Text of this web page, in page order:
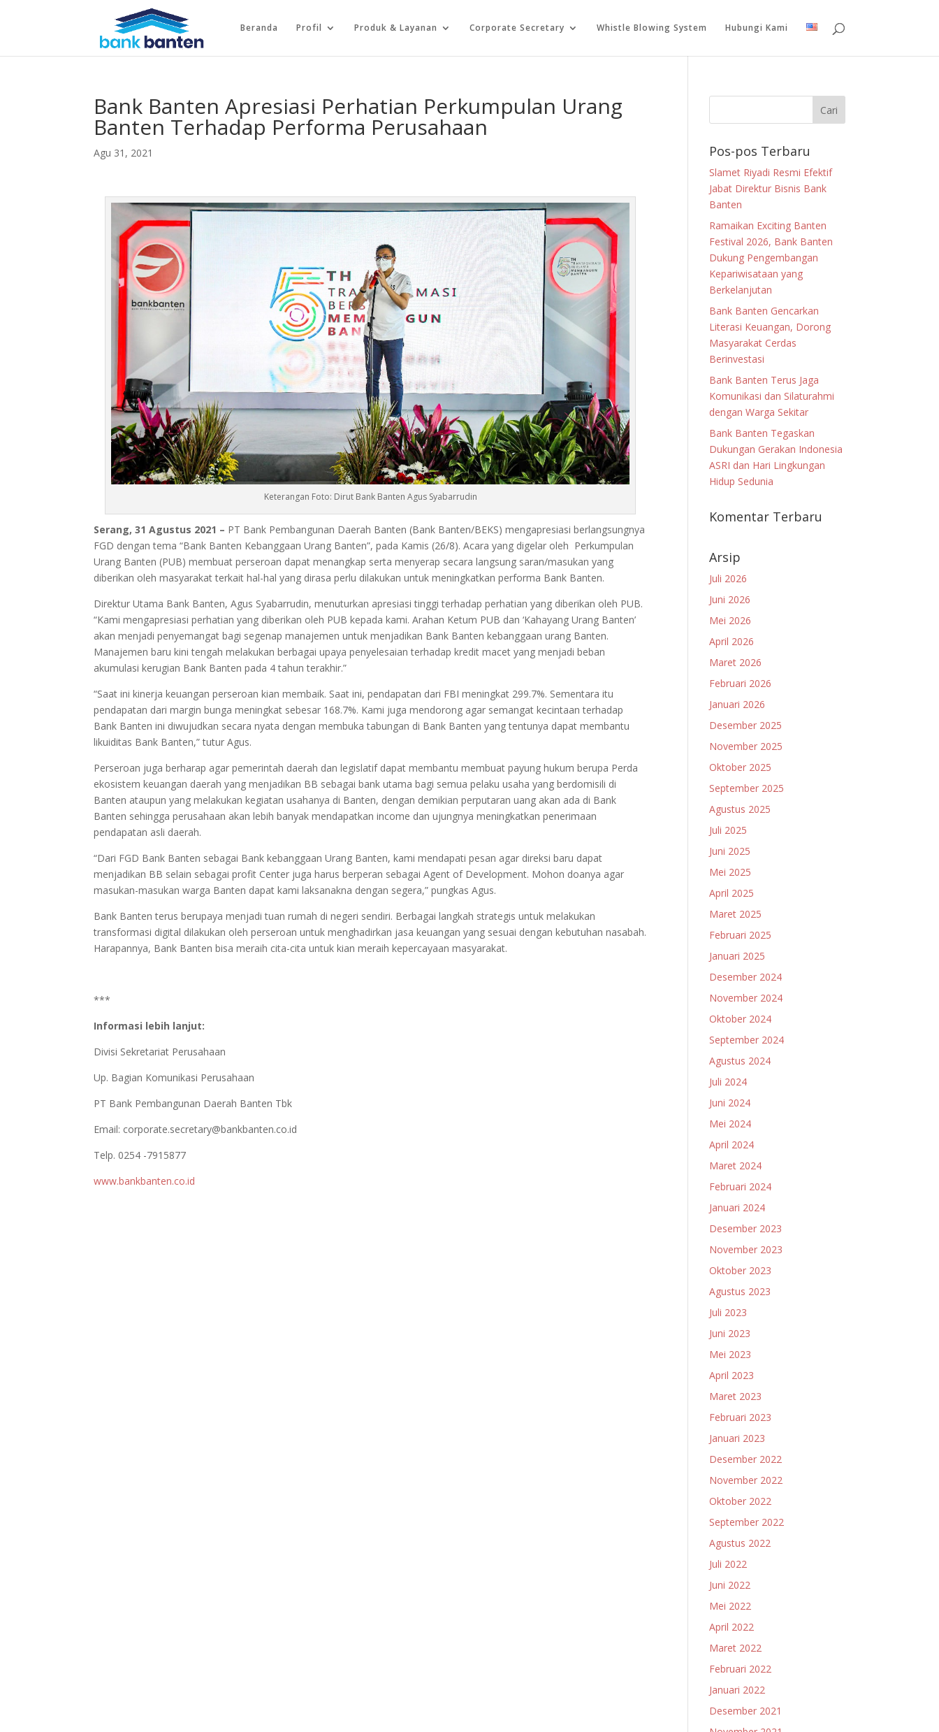
Beranda Profil Produk & Layanan Corporate Secretary Whistle Blowing System Hubungi Kami
Bank Banten Apresiasi Perhatian Perkumpulan Urang
Banten Terhadap Performa Perusahaan
Agu 31, 2021
Keterangan Foto: Dirut Bank Banten Agus Syabarrudin
Serang, 31 Agustus 2021 – PT Bank Pembangunan Daerah Banten (Bank Banten/BEKS) mengapresiasi berlangsungnya
FGD dengan tema “Bank Banten Kebanggaan Urang Banten”, pada Kamis (26/8). Acara yang digelar oleh Perkumpulan
Urang Banten (PUB) membuat perseroan dapat menangkap serta menyerap secara langsung saran/masukan yang
diberikan oleh masyarakat terkait hal-hal yang dirasa perlu dilakukan untuk meningkatkan performa Bank Banten.
Direktur Utama Bank Banten, Agus Syabarrudin, menuturkan apresiasi tinggi terhadap perhatian yang diberikan oleh PUB.
“Kami mengapresiasi perhatian yang diberikan oleh PUB kepada kami. Arahan Ketum PUB dan ‘Kahayang Urang Banten’
akan menjadi penyemangat bagi segenap manajemen untuk menjadikan Bank Banten kebanggaan urang Banten.
Manajemen baru kini tengah melakukan berbagai upaya penyelesaian terhadap kredit macet yang menjadi beban
akumulasi kerugian Bank Banten pada 4 tahun terakhir.”
“Saat ini kinerja keuangan perseroan kian membaik. Saat ini, pendapatan dari FBI meningkat 299.7%. Sementara itu
pendapatan dari margin bunga meningkat sebesar 168.7%. Kami juga mendorong agar semangat kecintaan terhadap
Bank Banten ini diwujudkan secara nyata dengan membuka tabungan di Bank Banten yang tentunya dapat membantu
likuiditas Bank Banten,” tutur Agus.
Perseroan juga berharap agar pemerintah daerah dan legislatif dapat membantu membuat payung hukum berupa Perda
ekosistem keuangan daerah yang menjadikan BB sebagai bank utama bagi semua pelaku usaha yang berdomisili di
Banten ataupun yang melakukan kegiatan usahanya di Banten, dengan demikian perputaran uang akan ada di Bank
Banten sehingga perusahaan akan lebih banyak mendapatkan income dan ujungnya meningkatkan penerimaan
pendapatan asli daerah.
“Dari FGD Bank Banten sebagai Bank kebanggaan Urang Banten, kami mendapati pesan agar direksi baru dapat
menjadikan BB selain sebagai profit Center juga harus berperan sebagai Agent of Development. Mohon doanya agar
masukan-masukan warga Banten dapat kami laksanakna dengan segera,” pungkas Agus.
Bank Banten terus berupaya menjadi tuan rumah di negeri sendiri. Berbagai langkah strategis untuk melakukan
transformasi digital dilakukan oleh perseroan untuk menghadirkan jasa keuangan yang sesuai dengan kebutuhan nasabah.
Harapannya, Bank Banten bisa meraih cita-cita untuk kian meraih kepercayaan masyarakat.
***
Informasi lebih lanjut:
Divisi Sekretariat Perusahaan
Up. Bagian Komunikasi Perusahaan
PT Bank Pembangunan Daerah Banten Tbk
Email: corporate.secretary@bankbanten.co.id
Telp. 0254 -7915877
www.bankbanten.co.id
Pos-pos Terbaru
Slamet Riyadi Resmi Efektif
Jabat Direktur Bisnis Bank
Banten
Ramaikan Exciting Banten
Festival 2026, Bank Banten
Dukung Pengembangan
Kepariwisataan yang
Berkelanjutan
Bank Banten Gencarkan
Literasi Keuangan, Dorong
Masyarakat Cerdas
Berinvestasi
Bank Banten Terus Jaga
Komunikasi dan Silaturahmi
dengan Warga Sekitar
Bank Banten Tegaskan
Dukungan Gerakan Indonesia
ASRI dan Hari Lingkungan
Hidup Sedunia
Komentar Terbaru
Arsip
Juli 2026
Juni 2026
Mei 2026
April 2026
Maret 2026
Februari 2026
Januari 2026
Desember 2025
November 2025
Oktober 2025
September 2025
Agustus 2025
Juli 2025
Juni 2025
Mei 2025
April 2025
Maret 2025
Februari 2025
Januari 2025
Desember 2024
November 2024
Oktober 2024
September 2024
Agustus 2024
Juli 2024
Juni 2024
Mei 2024
April 2024
Maret 2024
Februari 2024
Januari 2024
Desember 2023
November 2023
Oktober 2023
Agustus 2023
Juli 2023
Juni 2023
Mei 2023
April 2023
Maret 2023
Februari 2023
Januari 2023
Desember 2022
November 2022
Oktober 2022
September 2022
Agustus 2022
Juli 2022
Juni 2022
Mei 2022
April 2022
Maret 2022
Februari 2022
Januari 2022
Desember 2021